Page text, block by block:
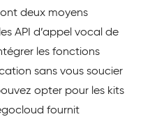
deux moyens
API d’appel vocal de
les fonctions
sans vous soucier
opter pour les kits
fournit